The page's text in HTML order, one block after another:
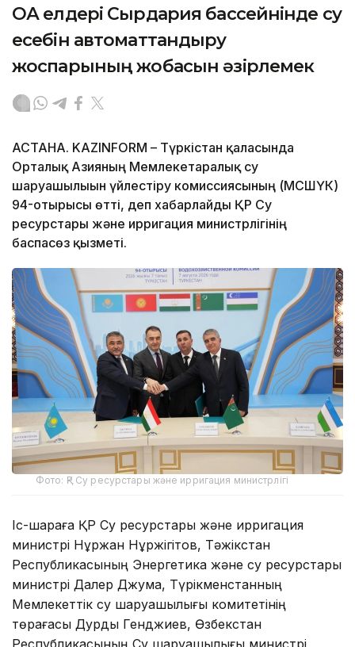
ОА елдері Сырдария бассейнінде су
есебін автоматтандыру
жоспарының жобасын әзірлемек
АСТАНА. KAZINFORM – Түркістан қаласында
Орталық Азияның Мемлекетаралық су
шаруашылығын үйлестіру комиссиясының (МСШҮК)
94-отырысы өтті, деп хабарлайды ҚР Су
ресурстары және ирригация министрлігінің
баспасөз қызметі.
Фото: ҚР Су ресурстары және ирригация министрлігі
Іс-шараға ҚР Су ресурстары және ирригация
министрі Нұржан Нұржігітов, Тәжікстан
Республикасының Энергетика және су ресурстары
министрі Далер Джума, Түрікменстанның
Мемлекеттік су шаруашылығы комитетінің
төрағасы Дурды Генджиев, Өзбекстан